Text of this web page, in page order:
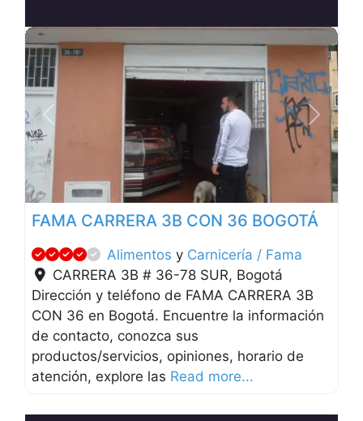
Anterior
FAMA CARRERA 3B CON 36 BOGOTÁ
Alimentos y Carnicería / Fama
CARRERA 3B # 36-78 SUR, Bogotá
Dirección y teléfono de FAMA CARRERA 3B
CON 36 en Bogotá. Encuentre la información
de contacto, conozca sus
productos/servicios, opiniones, horario de
atención, explore las Read more...